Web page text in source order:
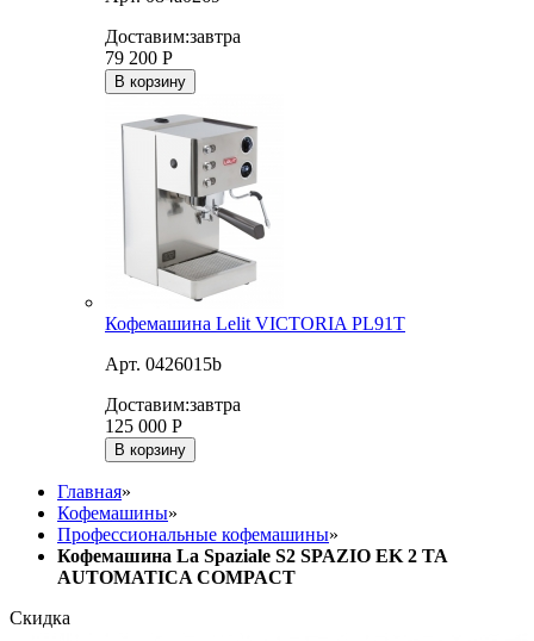
Доставим:завтра
79 200 Р
В корзину
Кофемашина Lelit VICTORIA PL91T
Арт. 0426015b
Доставим:завтра
125 000 Р
В корзину
Главная»
Кофемашины»
Профессиональные кофемашины»
Кофемашина La Spaziale S2 SPAZIO ЕK 2 TA
AUTOMATICA COMPACT
Скидка